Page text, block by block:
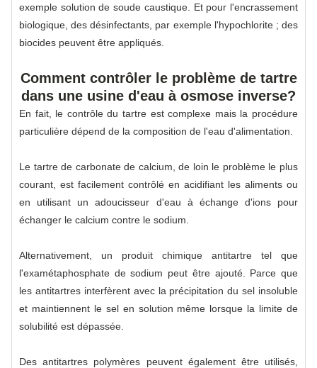
exemple solution de soude caustique. Et pour l'encrassement
biologique, des désinfectants, par exemple l'hypochlorite ; des
biocides peuvent être appliqués.
Comment contrôler le problème de tartre
dans une usine d'eau à osmose inverse?
En fait, le contrôle du tartre est complexe mais la procédure
particulière dépend de la composition de l'eau d'alimentation.
Le tartre de carbonate de calcium, de loin le problème le plus
courant, est facilement contrôlé en acidifiant les aliments ou
en utilisant un adoucisseur d'eau à échange d'ions pour
échanger le calcium contre le sodium.
Alternativement, un produit chimique antitartre tel que
l'examétaphosphate de sodium peut être ajouté. Parce que
les antitartres interfèrent avec la précipitation du sel insoluble
et maintiennent le sel en solution même lorsque la limite de
solubilité est dépassée.
Des antitartres polymères peuvent également être utilisés,